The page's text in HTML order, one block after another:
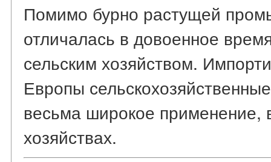
Помимо бурно растущей
отличалась в довоенное
сельским хозяйством.
Европы
весьма широкое применение,
хозяйствах.